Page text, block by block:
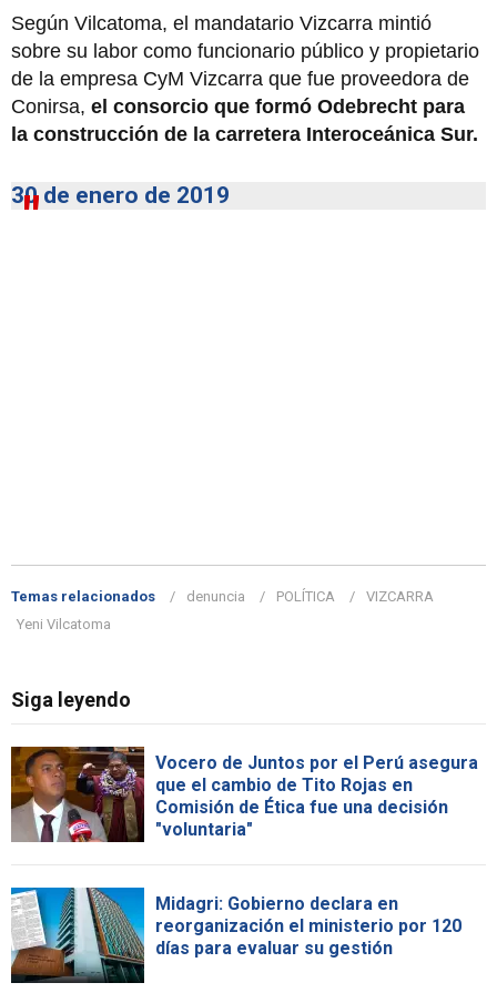
Según Vilcatoma, el mandatario Vizcarra mintió
sobre su labor como funcionario público y propietario
de la empresa CyM Vizcarra que fue proveedora de
Conirsa, el consorcio que formó Odebrecht para
la construcción de la carretera Interoceánica Sur.
30 de enero de 2019
Temas relacionados denuncia POLÍTICA
VIZCARRA
Yeni Vilcatoma
Siga leyendo
Vocero de Juntos por el Perú asegura
que el cambio de Tito Rojas en
Comisión de Ética fue una decisión
"voluntaria"
Midagri: Gobierno declara en
reorganización el ministerio por 120
días para evaluar su gestión